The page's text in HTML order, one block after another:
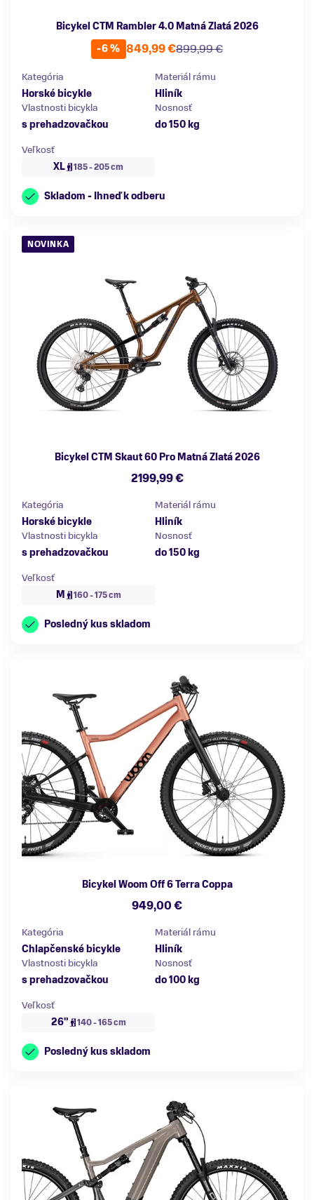
Bicykel CTM Rambler 4.0 Matná Zlatá 2026
-6 %
899,99 €
849,99 €
Kategória
Horské bicykle
Materiál rámu
Hliník
Vlastnosti bicykla
s prehadzovačkou
Nosnosť
do 150 kg
Veľkosť
XL
185 - 205 cm
Skladom - Ihneď k odberu
NOVINKA
Bicykel CTM Skaut 60 Pro Matná Zlatá 2026
2199,99 €
Kategória
Horské bicykle
Materiál rámu
Hliník
Vlastnosti bicykla
s prehadzovačkou
Nosnosť
do 150 kg
Veľkosť
M
160 - 175 cm
Posledný kus skladom
Bicykel Woom Off 6 Terra Coppa
949,00 €
Kategória
Chlapčenské bicykle
Materiál rámu
Hliník
Vlastnosti bicykla
s prehadzovačkou
Nosnosť
do 100 kg
Veľkosť
26"
140 - 165 cm
Posledný kus skladom